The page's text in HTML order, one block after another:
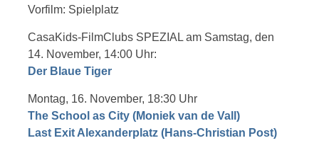
Vorfilm: Spielplatz
CasaKids-FilmClubs SPEZIAL am Samstag, den
14. November, 14:00 Uhr:
Der Blaue Tiger
Montag, 16. November, 18:30 Uhr
The School as City (Moniek van de Vall)
Last Exit Alexanderplatz (Hans-Christian Post)